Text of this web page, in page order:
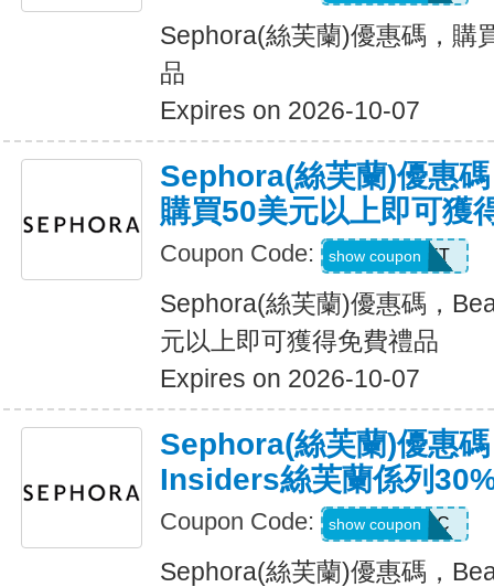
Sephora(絲芙蘭)優惠碼，購
品
Expires on 2026-10-07
Sephora(絲芙蘭)優惠
購買50美元以上即可獲
Coupon Code: SCENTSET
show coupon
Sephora(絲芙蘭)優惠碼，
元以上即可獲得免費禮品
Expires on 2026-10-07
Sephora(絲芙蘭)優惠
Insiders絲芙蘭係列
Coupon Code: SAVESC
show coupon
Sephora(絲芙蘭)優惠碼，